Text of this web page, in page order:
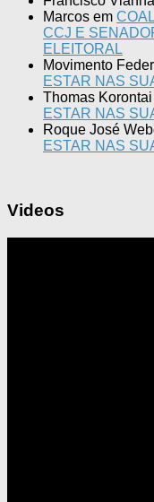
Marcos em
CCJ E
ELEITORAL
Movimento
ESTAR NAS
Thomas Korontai
ESTAR NAS
Roque José
ESTAR NAS
Videos